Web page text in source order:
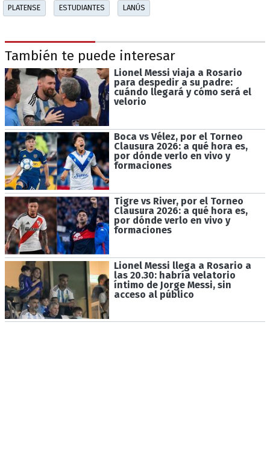
PLATENSE ESTUDIANTES LANÚS
También te puede interesar
Lionel Messi viaja a Rosario
para despedir a su padre:
cuándo llegará y cómo será el
velorio
Boca vs Vélez, por el Torneo
Clausura 2026: a qué hora es,
por dónde verlo en vivo y
formaciones
Tigre vs River, por el Torneo
Clausura 2026: a qué hora es,
por dónde verlo en vivo y
formaciones
Lionel Messi llega a Rosario a
las 20.30: habría velatorio
íntimo de Jorge Messi, sin
acceso al público